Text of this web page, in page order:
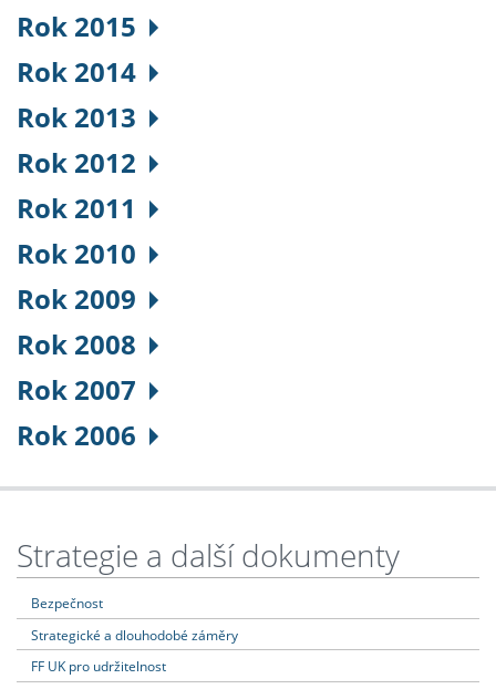
Rok 2015
Rok 2014
Rok 2013
Rok 2012
Rok 2011
Rok 2010
Rok 2009
Rok 2008
Rok 2007
Rok 2006
Strategie a další dokumenty
Bezpečnost
Strategické a dlouhodobé záměry
FF UK pro udržitelnost